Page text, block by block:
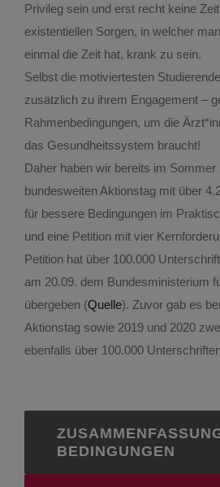
Privileg sein und erst recht keine
existentiellen Sorgen, in welcher
einmal die Zeit hat, krank zu sein.
Selbst die motiviertesten
zusätzlich zu ihrem Engagement –
Rahmenbedingungen, um die
das Gesundheitssystem braucht!
Daher haben wir bereits im Sommer
bundesweiten Aktionstag mit über
für bessere Bedingungen im
und eine Petition mit vier
Petition hat über 100.000
am 20.09. dem Bundesministerium
übergeben (Quelle). Zuvor gab es
Aktionstag sowie 2019 und 2020
ebenfalls über 100.000
BEDINGUNGEN